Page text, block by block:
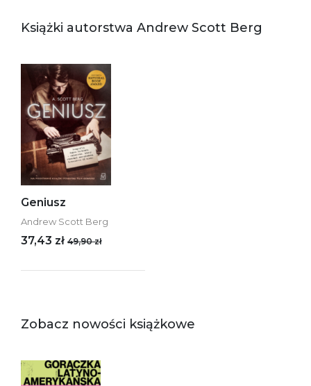
Książki autorstwa Andrew Scott Berg
Geniusz
Andrew Scott Berg
37,43 zł 49,90 zł
Zobacz nowości książkowe